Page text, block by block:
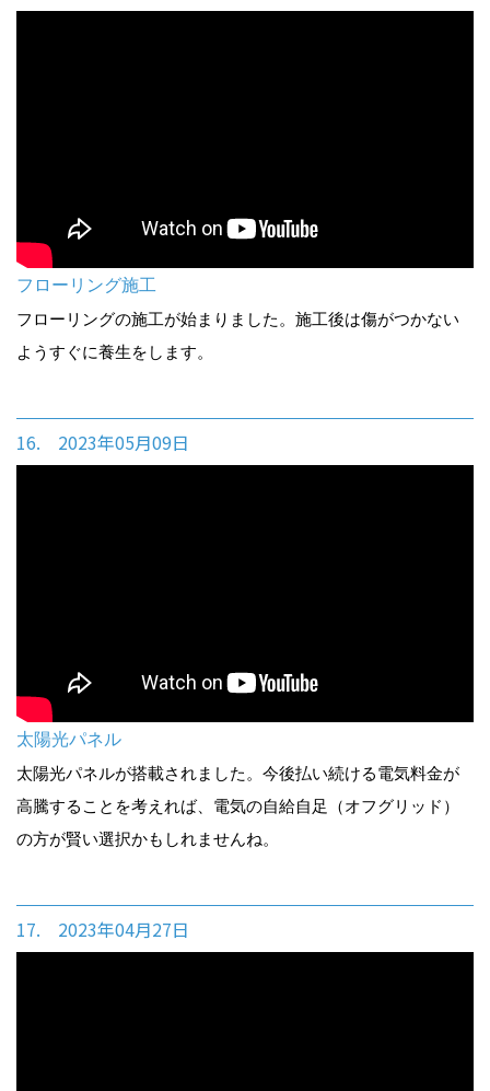
フローリング施工
フローリングの施工が始まりました。施工後は傷がつかない
ようすぐに養生をします。
16. 2023年05月09日
太陽光パネル
太陽光パネルが搭載されました。今後払い続ける電気料金が
高騰することを考えれば、電気の自給自足（オフグリッド）
の方が賢い選択かもしれませんね。
17. 2023年04月27日